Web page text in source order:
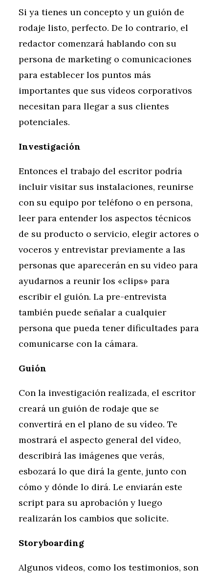
Si ya tienes un concepto y un guión de
rodaje listo, perfecto. De lo contrario, el
redactor comenzará hablando con su
persona de marketing o comunicaciones
para establecer los puntos más
importantes que sus vídeos corporativos
necesitan para llegar a sus clientes
potenciales.
Investigación
Entonces el trabajo del escritor podría
incluir visitar sus instalaciones, reunirse
con su equipo por teléfono o en persona,
leer para entender los aspectos técnicos
de su producto o servicio, elegir actores o
voceros y entrevistar previamente a las
personas que aparecerán en su video para
ayudarnos a reunir los «clips» para
escribir el guión. La pre-entrevista
también puede señalar a cualquier
persona que pueda tener dificultades para
comunicarse con la cámara.
Guión
Con la investigación realizada, el escritor
creará un guión de rodaje que se
convertirá en el plano de su vídeo. Te
mostrará el aspecto general del vídeo,
describirá las imágenes que verás,
esbozará lo que dirá la gente, junto con
cómo y dónde lo dirá. Le enviarán este
script para su aprobación y luego
realizarán los cambios que solicite.
Storyboarding
Algunos videos, como los testimonios, son